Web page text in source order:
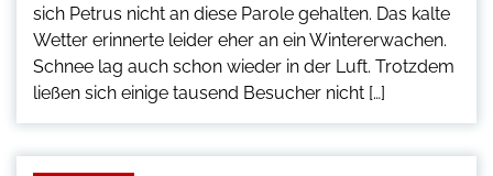
sich Petrus nicht an diese Parole gehalten. Das kalte
Wetter erinnerte leider eher an ein Wintererwachen.
Schnee lag auch schon wieder in der Luft. Trotzdem
ließen sich einige tausend Besucher nicht […]